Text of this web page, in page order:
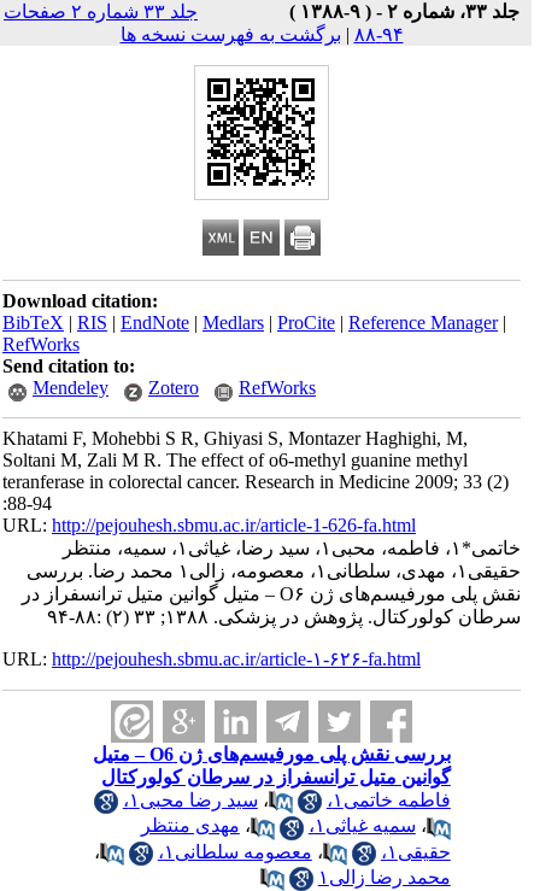
جلد ۳۳، شماره ۲ - ( ۹-۱۳۸۸ )
جلد ۳۳ شماره ۲ صفحات
۹۴-۸۸
| برگشت به فهرست نسخه ها
Download citation:
BibTeX|RIS|EndNote|Medlars|ProCite|Reference Manager
RefWorks
Send citation to:
Mendeley
Zotero RefWorks
Khatami F, Mohebbi S R, Ghiyasi S, Montazer Haghighi, M,
Soltani M, Zali M R. The effect of o6-methyl guanine methyl
teranferase in colorectal cancer. Research in Medicine 2009; 33 (2)
:88-94
URL:http://pejouhesh.sbmu.ac.ir/article-1-626-fa.html
خاتمی*۱، فاطمه، محبی۱، سید رضا، غیاثی۱، سمیه، منتظر
حقیقی۱، مهدی، سلطانی۱، معصومه، زالی۱ محمد رضا. بررسی
نقش پلی مورفیسم‌های ژن O۶ – متیل گوانین متیل ترانسفراز در
سرطان کولورکتال. پژوهش در پزشکی. ۱۳۸۸; ۳۳ (۲) :۸۸-۹۴
URL:http://pejouhesh.sbmu.ac.ir/article-۱-۶۲۶-fa.html
بررسی نقش پلی مورفیسم‌های ژن O6 – متیل
گوانین متیل ترانسفراز در سرطان کولورکتال
فاطمه خاتمی۱،
،سید رضا محبی۱،
،سمیه غیاثی۱، ،مهدی منتظر
حقیقی۱،
،معصومه سلطانی۱،
،
محمد رضا زالی۱